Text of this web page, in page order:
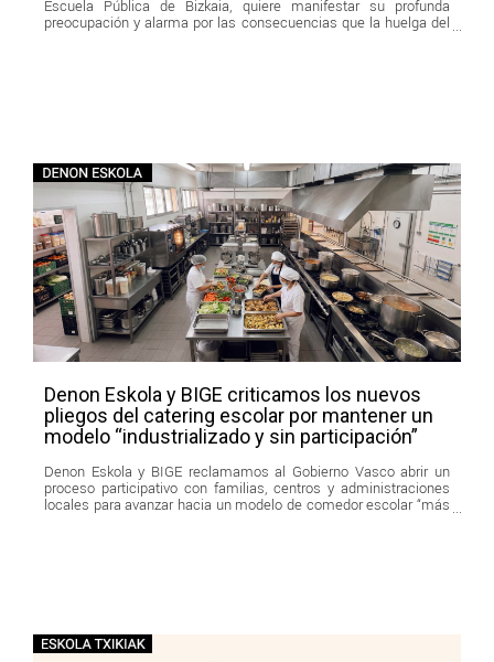
Escuela Pública de Bizkaia, quiere manifestar su profunda
preocupación y alarma por las consecuencias que la huelga del
Denon Eskola y BIGE criticamos los nuevos
pliegos del catering escolar por mantener un
modelo “industrializado y sin participación”
Denon Eskola y BIGE reclamamos al Gobierno Vasco abrir un
proceso participativo con familias, centros y administraciones
locales para avanzar hacia un modelo de comedor escolar “más